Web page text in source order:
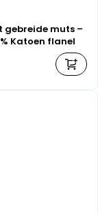
gebreide muts –
Katoen flanel